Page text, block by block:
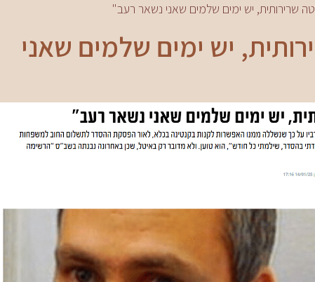
שרירותית, יש ימים שלמים שאני נשאר רעב"
יש ימים שלמים שאני